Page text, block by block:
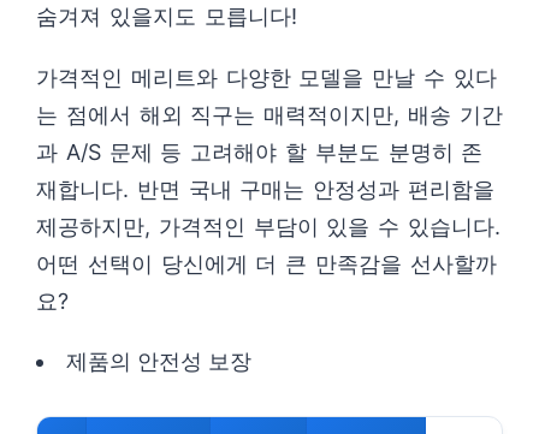
숨겨져 있을지도 모릅니다!
가격적인 메리트와 다양한 모델을 만날 수 있다
는 점에서 해외 직구는 매력적이지만, 배송 기간
과 A/S 문제 등 고려해야 할 부분도 분명히 존
재합니다. 반면 국내 구매는 안정성과 편리함을
제공하지만, 가격적인 부담이 있을 수 있습니다.
어떤 선택이 당신에게 더 큰 만족감을 선사할까
요?
제품의 안전성 보장